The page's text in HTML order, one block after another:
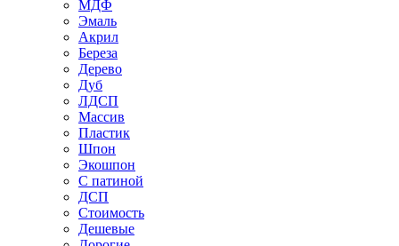
МДФ
Эмаль
Акрил
Береза
Дерево
Дуб
ЛДСП
Массив
Пластик
Шпон
Экошпон
С патиной
ДСП
Стоимость
Дешевые